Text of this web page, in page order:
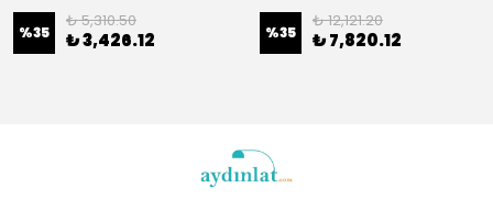
%35
₺ 5,310.50
₺ 3,426.12 %35
₺ 12,121.20
₺ 7,820.12